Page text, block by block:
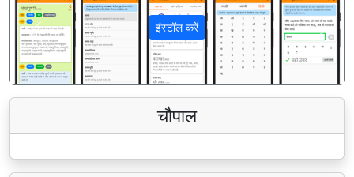
इंस्टॉल करें
पिछला अगला
चौपाल